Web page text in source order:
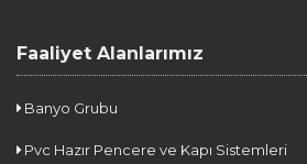
Faaliyet Alanlarımız
Banyo Grubu
Pvc Hazır Pencere ve Kapı Sistemleri